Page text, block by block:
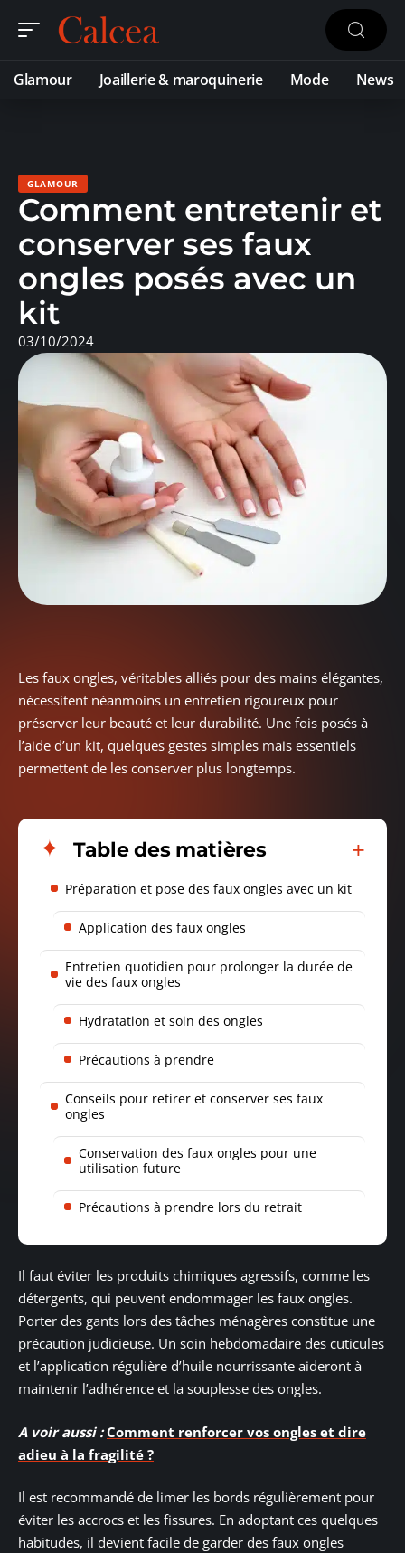
Glamour Joaillerie & maroquinerie Mode News
GLAMOUR
Comment entretenir et
conserver ses faux
ongles posés avec un
kit
03/10/2024
Les faux ongles, véritables alliés pour des mains élégantes,
nécessitent néanmoins un entretien rigoureux pour
préserver leur beauté et leur durabilité. Une fois posés à
l’aide d’un kit, quelques gestes simples mais essentiels
permettent de les conserver plus longtemps.
Table des matières
Préparation et pose des faux ongles avec un kit
Application des faux ongles
Entretien quotidien pour prolonger la durée de
vie des faux ongles
Hydratation et soin des ongles
Précautions à prendre
Conseils pour retirer et conserver ses faux
ongles
Conservation des faux ongles pour une
utilisation future
Précautions à prendre lors du retrait
Il faut éviter les produits chimiques agressifs, comme les
détergents, qui peuvent endommager les faux ongles.
Porter des gants lors des tâches ménagères constitue une
précaution judicieuse. Un soin hebdomadaire des cuticules
et l’application régulière d’huile nourrissante aideront à
maintenir l’adhérence et la souplesse des ongles.
A voir aussi : Comment renforcer vos ongles et dire
adieu à la fragilité ?
Il est recommandé de limer les bords régulièrement pour
éviter les accrocs et les fissures. En adoptant ces quelques
habitudes, il devient facile de garder des faux ongles